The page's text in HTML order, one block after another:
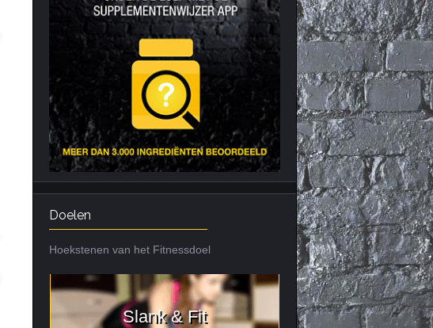
Citrus Aurantium
Tribulus Terrestris
Vitaminen en
mineralen
Weight Gainers
Nieuws archief
Doelen
Hoekstenen van het Fitnessdoel
Slank & Fit